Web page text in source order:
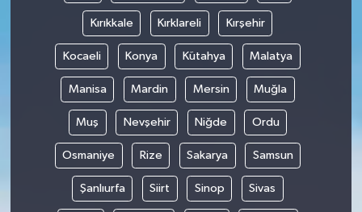
Kırıkkale Kırklareli Kırşehir
Kocaeli Konya Kütahya Malatya
Manisa Mardin Mersin Muğla
Muş Nevşehir Niğde Ordu
Osmaniye Rize Sakarya Samsun
Şanlıurfa Siirt Sinop Sivas